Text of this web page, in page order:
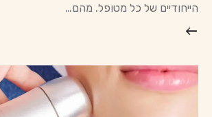
הייחודיים של כל מטופל. מהם…